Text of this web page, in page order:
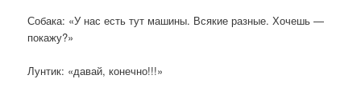
Собака: «У нас есть тут машины. Всякие разные. Хочешь —
покажу?»
Лунтик: «давай, конечно!!!»